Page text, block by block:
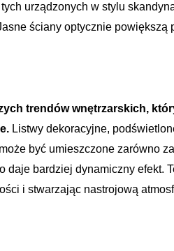
urządzonych w stylu
ściany optycznie powiększą
trendów wnętrzarskich,
Listwy dekoracyjne,
być umieszczone zarówno
bardziej dynamiczny efekt.
i stwarzając nastrojową